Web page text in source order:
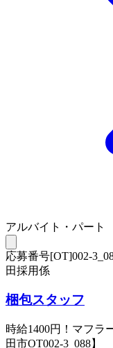
アルバイト・パート
応募番号[OT]002-
田採用係
梱包スタッフ
時給1400円！マフラ
田市OT002-3_088】